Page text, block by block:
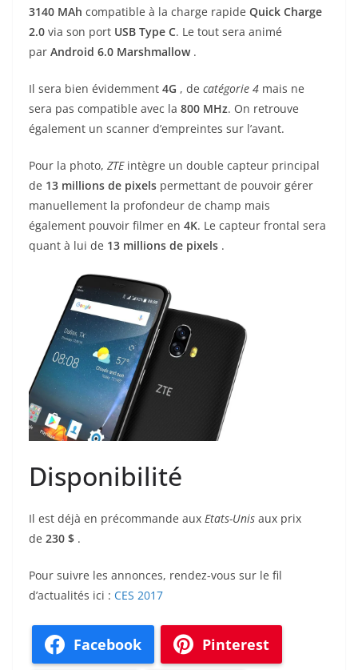
3140 MAh compatible à la charge rapide Quick Charge
2.0 via son port USB Type C. Le tout sera animé
par Android 6.0 Marshmallow .
Il sera bien évidemment 4G , de catégorie 4 mais ne
sera pas compatible avec la 800 MHz. On retrouve
également un scanner d’empreintes sur l’avant.
Pour la photo, ZTE intègre un double capteur principal
de 13 millions de pixels permettant de pouvoir gérer
manuellement la profondeur de champ mais
également pouvoir filmer en 4K. Le capteur frontal sera
quant à lui de 13 millions de pixels .
Disponibilité
Il est déjà en précommande aux Etats-Unis aux prix
de 230 $ .
Pour suivre les annonces, rendez-vous sur le fil
d’actualités ici : CES 2017
Facebook Pinterest